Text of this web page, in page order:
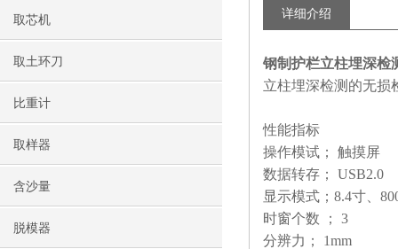
取芯机
取土环刀
比重计
取样器
含沙量
脱模器
详细介绍
钢制护栏立柱埋深检
立柱埋深检测的无损
性能指标
操作模试；
数据转存； USB2.0
显示模式；8.4寸、
时窗个数 ； 3
分辨力；